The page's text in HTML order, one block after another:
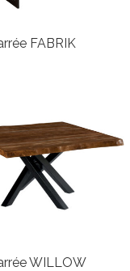
FABRIK
WILLOW